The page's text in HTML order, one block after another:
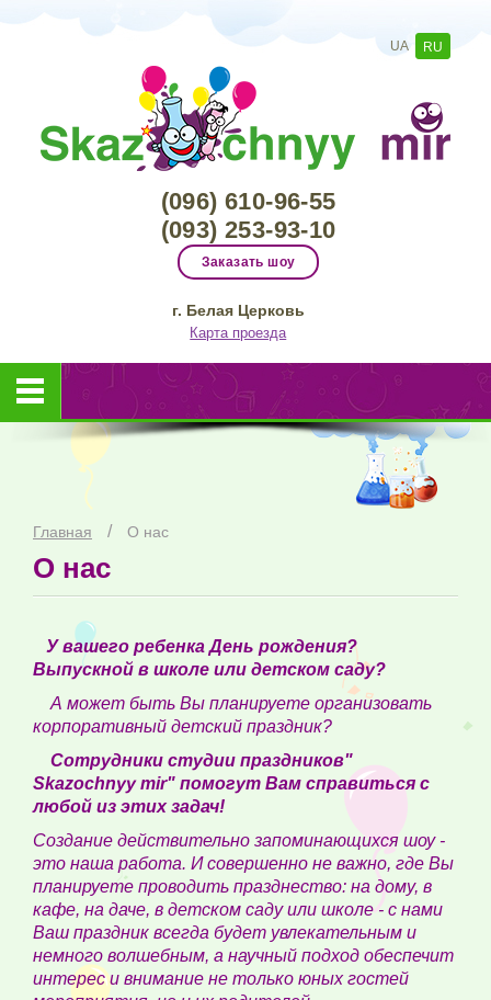
RU
UA
(096) 610-96-55
(093) 253-93-10
Заказать шоу
г. Белая Церковь
Карта проезда
Главная / О нас
О нас
У вашего ребенка День рождения?
Выпускной в школе или детском саду?
А может быть Вы планируете организовать
корпоративный детский праздник?
Сотрудники студии праздников"
Skazochnyy mir" помогут Вам справиться с
любой из этих задач!
Создание действительно запоминающихся шоу -
это наша работа. И совершенно не важно, где Вы
планируете проводить празднество: на дому, в
кафе, на даче, в детском саду или школе - с нами
Ваш праздник всегда будет увлекательным и
немного волшебным, а научный подход обеспечит
интерес и внимание не только юных гостей